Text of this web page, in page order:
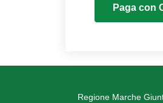
Paga con
Regione Marche